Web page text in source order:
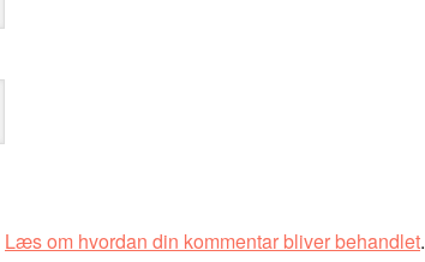
Læs om hvordan din kommentar bliver behandlet.